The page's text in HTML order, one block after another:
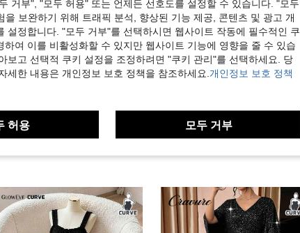
도움이 됨 (2)
거부", "모두 허용" 또는 언제든 선호도를 설정할 수 있습니다. "모두
보완하기 위해 트래픽 분석, 향상된 기능 제공, 콘텐츠 및 광고 개
설정합니다. "모두 거부"를 선택하시면 웹사이트 작동에 필수적인 쿠
여 이를 비활성화할 수 있지만 웹사이트 기능에 영향을 줄 수 있습
보고 선택적 쿠키 설정을 조정하려면 "쿠키 관리"를 선택하세요. 당
한 내용은 개인정보 보호 정책을 참조하세요. 개인정보 보호 정책
허용 모두 거부